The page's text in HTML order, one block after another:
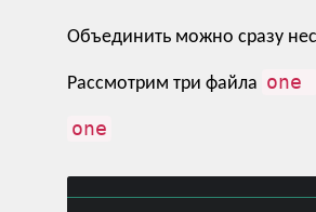
Объединить можно сразу
Рассмотрим три файла one
one